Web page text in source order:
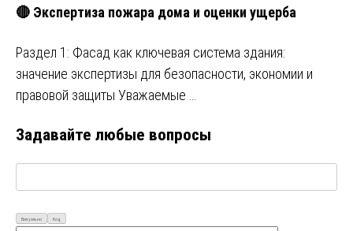
🔴 Экспертиза пожара дома и оценки ущерба
Раздел 1: Фасад как ключевая система здания:
значение экспертизы для безопасности, экономии и
правовой защиты Уважаемые …
Задавайте любые вопросы
Визуально Код